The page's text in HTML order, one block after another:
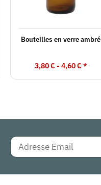
Bouteilles en verre ambré
3,80 € - 4,60 € *